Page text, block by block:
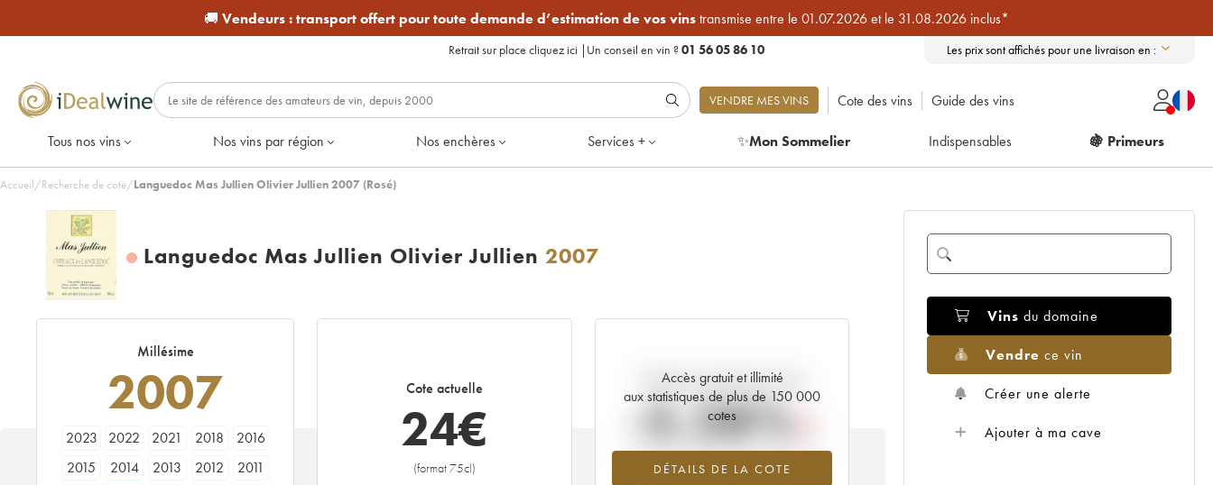
🚚 Vendeurs :transport offert pour toute demande d’estimation de vos vinstransmise entre le 01.07.2026 et le 31.08.2026 inclus*
Retrait sur place cliquez ici | Un conseil en vin ?01 56 05 86 10 Les prix sont affichés pour une livraison en :
VENDRE MES VINS Cote des vins Guide des vins
Tous nos vins Nos vins par région Nos enchères Services + ✨Mon Sommelier Indispensables 🍇 Primeurs
Accueil/Recherche de cote/Languedoc Mas Jullien Olivier Jullien 2007 (Rosé)
Languedoc Mas Jullien Olivier Jullien 2007
Millésime
2007
2023 2022 2021 2018
2016
2015
2014 2013 2012
2011
Cote actuelle
24€
(format 75cl)
Accès gratuit et illimité
aux statistiques de plus de 150 000
cotes
DÉTAILS DE LA COTE
Tendance actuelle de la cote
-5.28%
Tendance à la baisse du millésime 2007
en 2026 par rapport à 2025
Vins du domaine
Vendre ce vin
Créer une alerte
Ajouter à ma cave